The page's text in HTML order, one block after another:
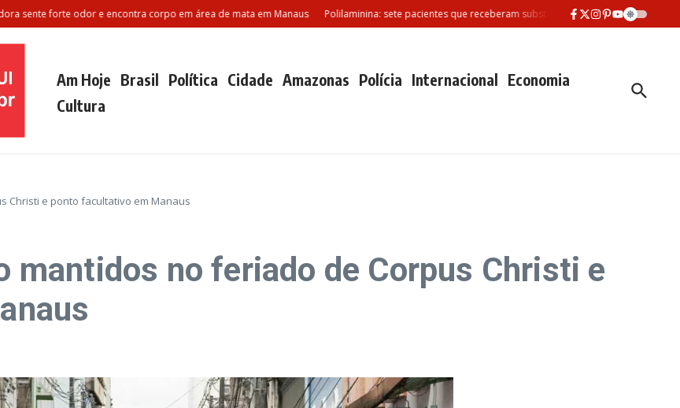
forte odor e encontra corpo em área de mata em Manaus Polilaminina: sete pacientes que receberam substância morreram desde fevereiro
Am Hoje Brasil Política Cidade Amazonas Polícia Internacional Economia
Cultura
Christi e ponto facultativo em Manaus
mantidos no feriado de Corpus Christi e